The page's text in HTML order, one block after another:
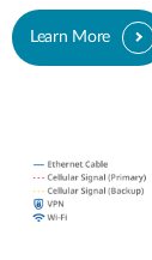
Learn More